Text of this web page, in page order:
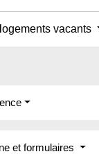
vacants
et formulaires